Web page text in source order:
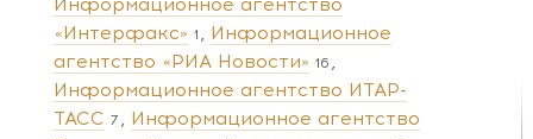
«Интерфакс» 1
Информационное
агентство «РИА Новости» 16
Информационное агентство ИТАР-
ТАСС 7
Информационное агентство